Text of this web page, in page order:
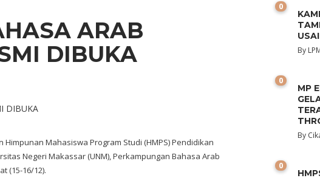
ARAB
DIBUKA
Mahasiswa Program Studi (HMPS) Pendidikan
Negeri Makassar (UNM), Perkampungan Bahasa Arab
(15-16/12).
0
By
0
MP
By
0